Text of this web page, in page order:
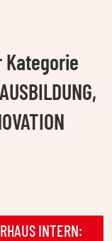
Kategorie
INTERN: